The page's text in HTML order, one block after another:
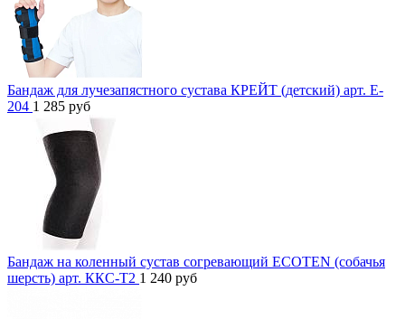
Бандаж для лучезапястного сустава КРЕЙТ (детский) арт. E-
204 1 285 руб
Бандаж на коленный сустав согревающий ECOTEN (собачья
шерсть) арт. ККС-Т2 1 240 руб